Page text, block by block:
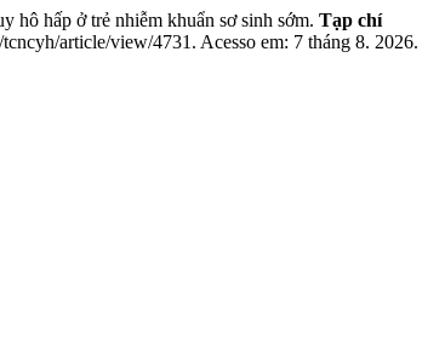
hấp ở trẻ nhiễm khuẩn sơ sinh sớm. Tạp chí
article/view/4731. Acesso em: 7 tháng 8. 2026.